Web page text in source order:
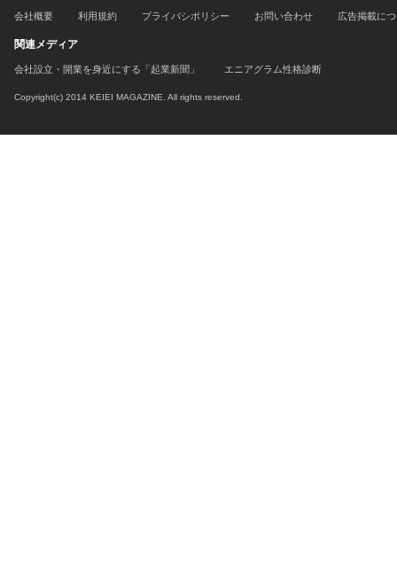
会社概要 利用規約 プライバシポリシー お問い合わせ 広告掲載に
関連メディア
会社設立・開業を身近にする「起業新聞」 エニアグラム性格診断
Copyright(c) 2014 KEIEI MAGAZINE. All rights reserved.